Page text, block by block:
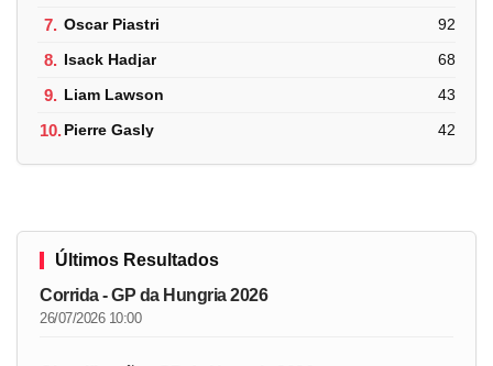
7. Oscar Piastri 92
8. Isack Hadjar 68
9. Liam Lawson 43
10.Pierre Gasly 42
Últimos Resultados
Corrida - GP da Hungria 2026
26/07/2026 10:00